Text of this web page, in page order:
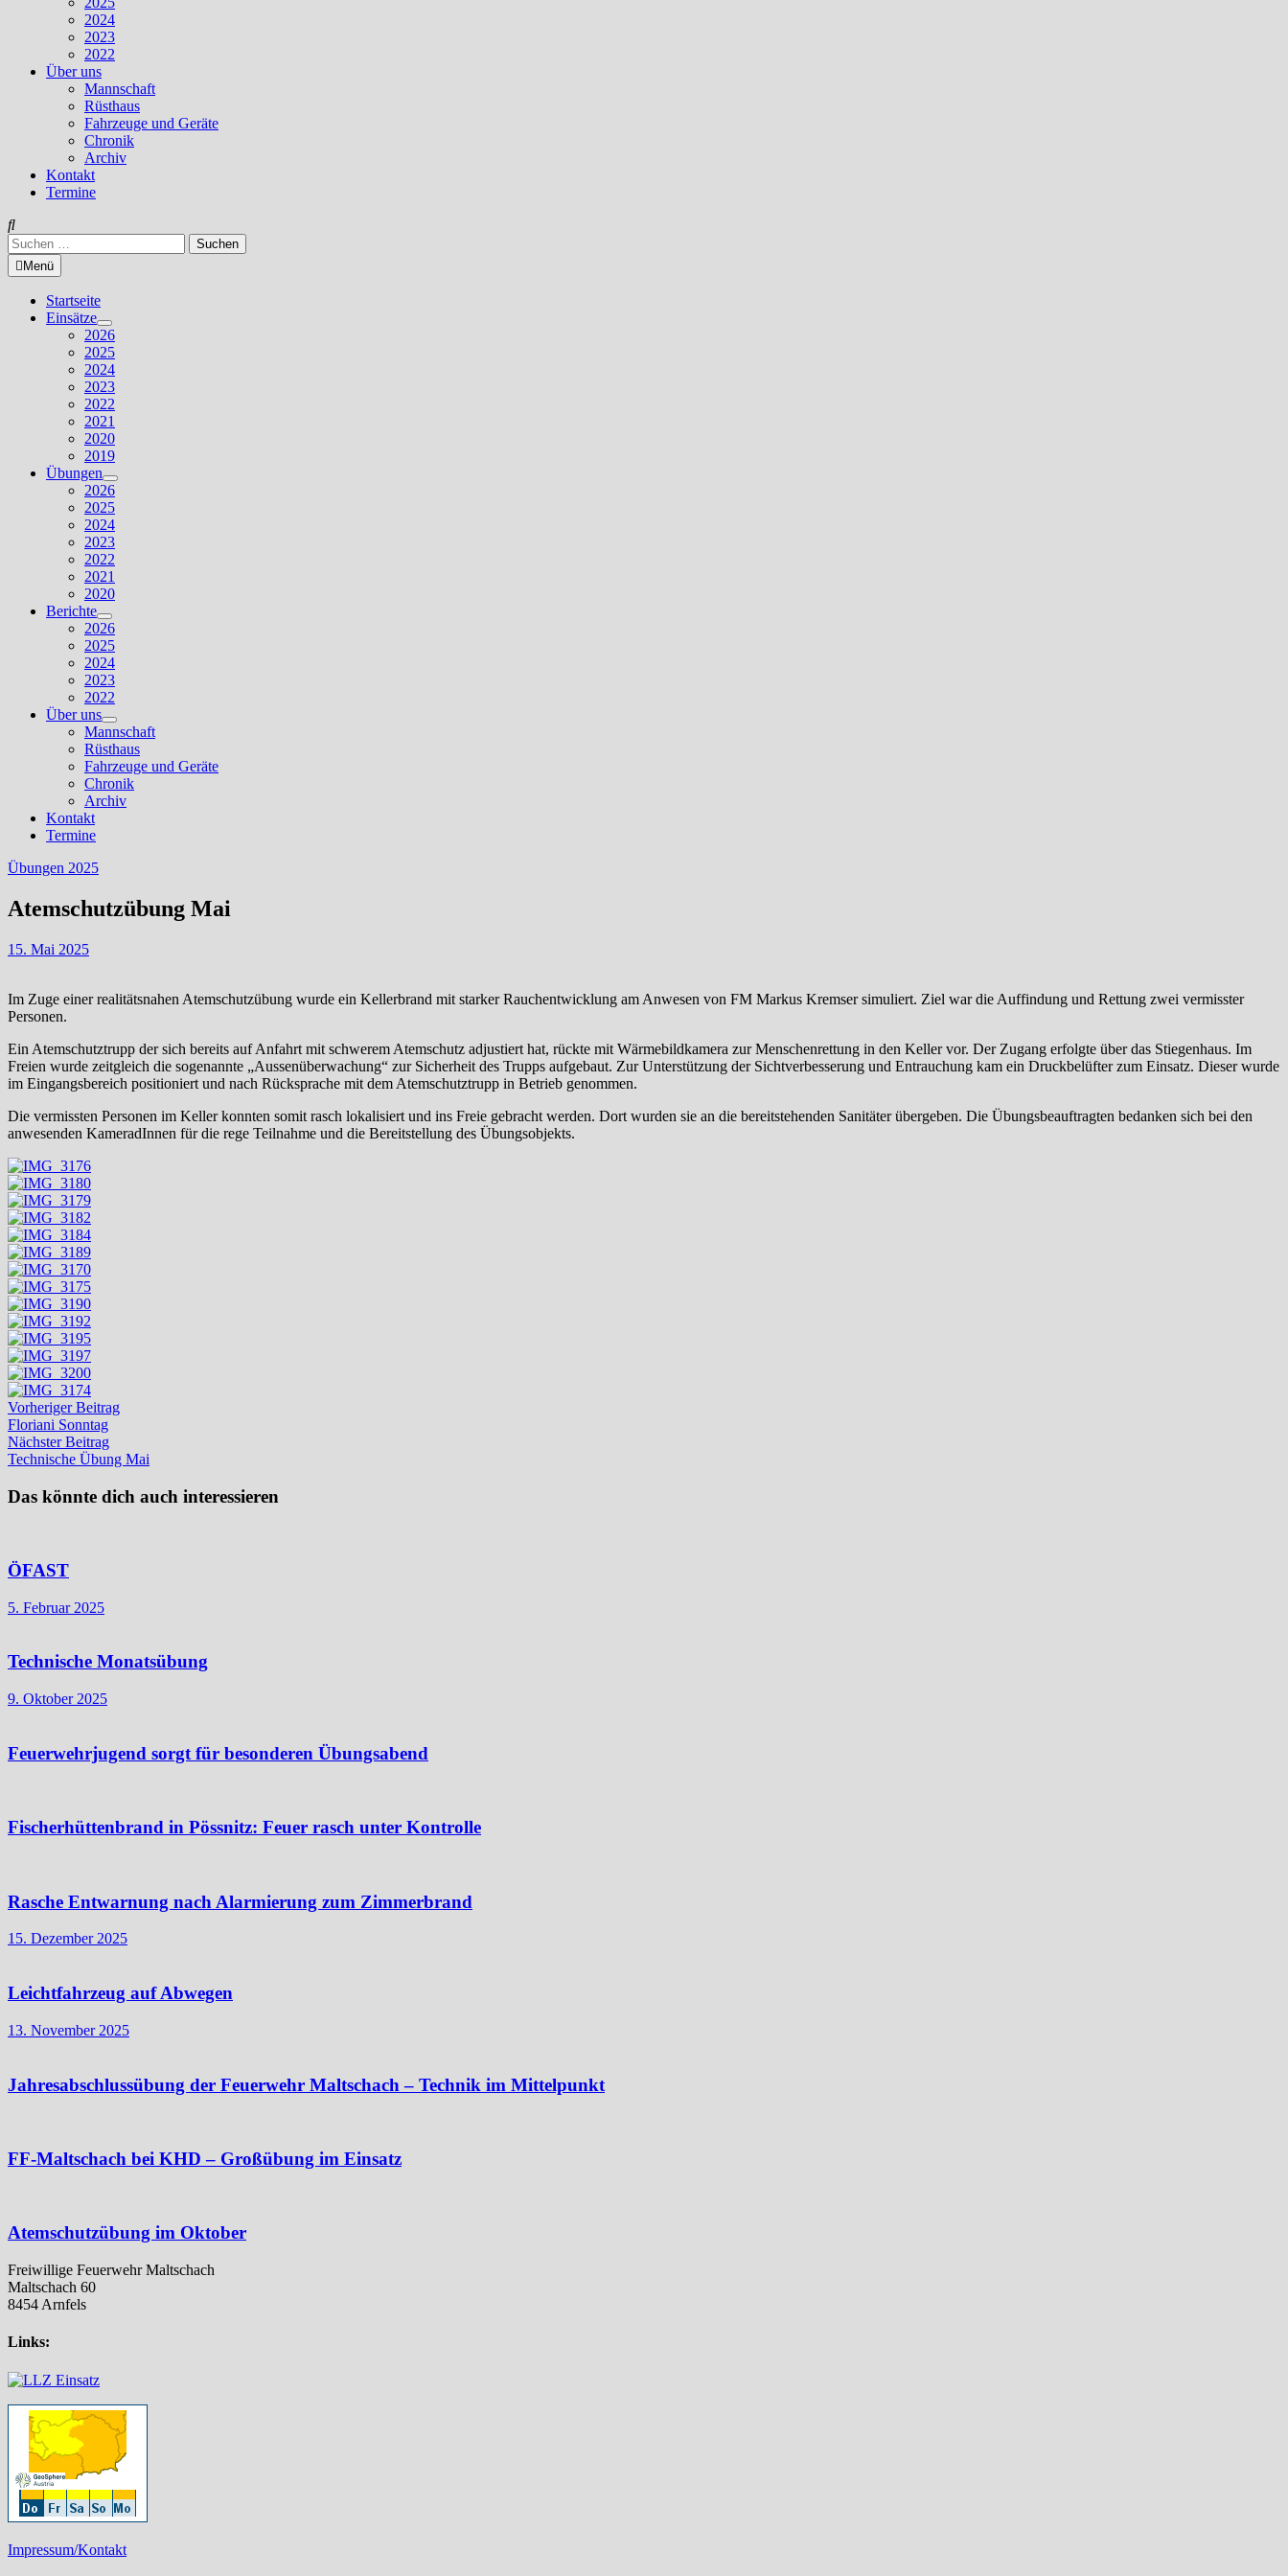
2024
2023
2022
Über uns
Mannschaft
Rüsthaus
Fahrzeuge und Geräte
Chronik
Archiv
Kontakt
Termine
Suchen
nach:Menü
Startseite
Einsätze
Untermenü
anzeigen
2026
2025
2024
2023
2022
2021
2020
2019
Übungen
Untermenü
anzeigen
2026
2025
2024
2023
2022
2021
2020
Berichte
Untermenü
anzeigen
2026
2025
2024
2023
2022
Über uns
Untermenü
anzeigen
Mannschaft
Rüsthaus
Fahrzeuge und Geräte
Chronik
Archiv
Kontakt
Termine
Übungen 2025
Atemschutzübung Mai
15. Mai 2025
Im Zuge einer realitätsnahen Atemschutzübung wurde ein Kellerbrand mit starker Rauchentwicklung am Anwesen von FM Markus Kremser simuliert. Ziel war die Auffindung und Rettung zwei vermisster
Personen.
Ein Atemschutztrupp der sich bereits auf Anfahrt mit schwerem Atemschutz adjustiert hat, rückte mit Wärmebildkamera zur Menschenrettung in den Keller vor. Der Zugang erfolgte über das Stiegenhaus. Im
Freien wurde zeitgleich die sogenannte „Aussenüberwachung“ zur Sicherheit des Trupps aufgebaut. Zur Unterstützung der Sichtverbesserung und Entrauchung kam ein Druckbelüfter zum Einsatz. Dieser wurde
im Eingangsbereich positioniert und nach Rücksprache mit dem Atemschutztrupp in Betrieb genommen.
Die vermissten Personen im Keller konnten somit rasch lokalisiert und ins Freie gebracht werden. Dort wurden sie an die bereitstehenden Sanitäter übergeben. Die Übungsbeauftragten bedanken sich bei den
anwesenden KameradInnen für die rege Teilnahme und die Bereitstellung des Übungsobjekts.
Beitragsnavigation
Vorheriger BeitragVorheriger
Floriani Sonntag
Nächster BeitragNächster
Beitrag:
Technische Übung Mai
Das könnte dich auch interessieren
ÖFAST
5. Februar 2025
Technische Monatsübung
9. Oktober 2025
Feuerwehrjugend sorgt für besonderen Übungsabend
Fischerhüttenbrand in Pössnitz: Feuer rasch unter Kontrolle
Rasche Entwarnung nach Alarmierung zum Zimmerbrand
15. Dezember 2025
Leichtfahrzeug auf Abwegen
13. November 2025
Jahresabschlussübung der Feuerwehr Maltschach – Technik im Mittelpunkt
FF-Maltschach bei KHD – Großübung im Einsatz
Atemschutzübung im Oktober
Freiwillige Feuerwehr Maltschach
Maltschach 60
8454 Arnfels
Links:
Impressum/Kontakt